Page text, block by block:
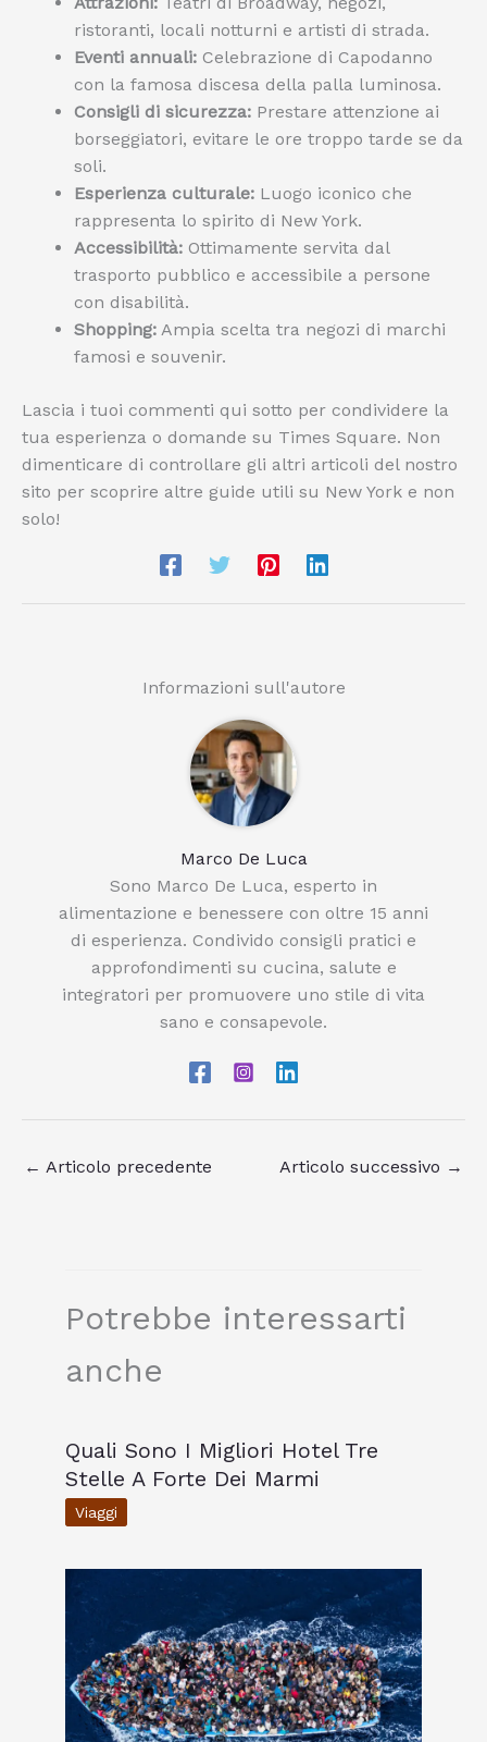
ristoranti, locali notturni e artisti di strada.
Eventi annuali: Celebrazione di Capodanno
con la famosa discesa della palla luminosa.
Consigli di sicurezza: Prestare attenzione ai
borseggiatori, evitare le ore troppo tarde se da
soli.
Esperienza culturale: Luogo iconico che
rappresenta lo spirito di New York.
Accessibilità: Ottimamente servita dal
trasporto pubblico e accessibile a persone
con disabilità.
Shopping: Ampia scelta tra negozi di marchi
famosi e souvenir.
Lascia i tuoi commenti qui sotto per condividere la
tua esperienza o domande su Times Square. Non
dimenticare di controllare gli altri articoli del nostro
sito per scoprire altre guide utili su New York e non
solo!
Informazioni sull'autore
Marco De Luca
Sono Marco De Luca, esperto in
alimentazione e benessere con oltre 15 anni
di esperienza. Condivido consigli pratici e
approfondimenti su cucina, salute e
integratori per promuovere uno stile di vita
sano e consapevole.
← Articolo precedente Articolo successivo →
Potrebbe interessarti
anche
Quali Sono I Migliori Hotel Tre
Stelle A Forte Dei Marmi
Viaggi